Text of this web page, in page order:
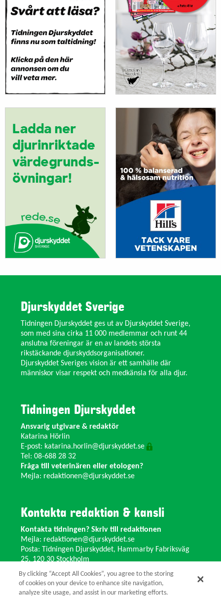
Djurskyddet Sverige
Tidningen Djurskyddet ges ut av Djurskyddet Sverige,
som med sina cirka 11 000 medlemmar och runt 44
anslutna föreningar är en av landets största
rikstäckande djurskyddsorganisationer.
Djurskyddet Sveriges vision är ett samhälle där
människor visar respekt och medkänsla för alla djur.
Tidningen Djurskyddet
Ansvarig utgivare & redaktör
Katarina Hörlin
E-post: katarina.horlin@djurskyddet.se
Tel: 08-688 28 32
Fråga till veterinären eller etologen?
Mejla: redaktionen@djurskyddet.se
Kontakta redaktion & kansli
Kontakta tidningen? Skriv till redaktionen
Mejla: redaktionen@djurskyddet.se
Posta: Tidningen Djurskyddet, Hammarby Fabriksväg
25, 120 30 Stockholm
Ändra adress? Kontakta kansliet
Växel: 08-673 35 11 E-post:
info@djurskyddet.se
© 2026 Tidningen Djurskyddet.
By clicking “Accept All Cookies”, you agree to the storing
of cookies on your device to enhance site navigation,
analyze site usage, and assist in our marketing efforts.